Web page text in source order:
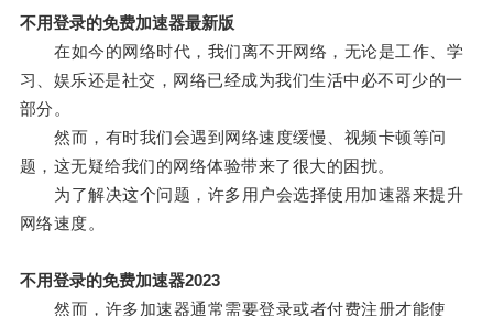
不用登录的免费加速器最新版
在如今的网络时代，我们离不开网络，无论是工作、学
习、娱乐还是社交，网络已经成为我们生活中必不可少的一
部分。
然而，有时我们会遇到网络速度缓慢、视频卡顿等问
题，这无疑给我们的网络体验带来了很大的困扰。
为了解决这个问题，许多用户会选择使用加速器来提升
网络速度。
不用登录的免费加速器2023
然而，许多加速器通常需要登录或者付费注册才能使